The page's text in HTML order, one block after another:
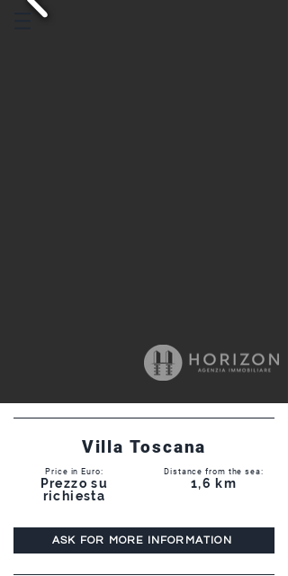
Villa Toscana
Price in Euro:
Prezzo su
richiesta
Distance from the sea:
1,6 km
ASK FOR MORE INFORMATION